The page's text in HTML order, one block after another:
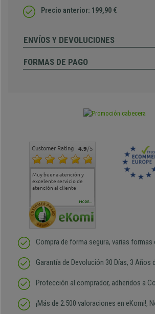
Precio anterior: 199,90 €
ENVÍOS Y DEVOLUCIONES
FORMAS DE PAGO
Customer Rating 4.9/5
Muy buena atención y
excelente servicio de
atención al cliente
Muy buena atención de
cara al asesoramiento
MORE...
Compra de forma segura, varias formas
Garantía de Devolución 30 Días, 3 Años
Protección al comprador, adheridos a
¡Más de 2.500 valoraciones en eKomi!,